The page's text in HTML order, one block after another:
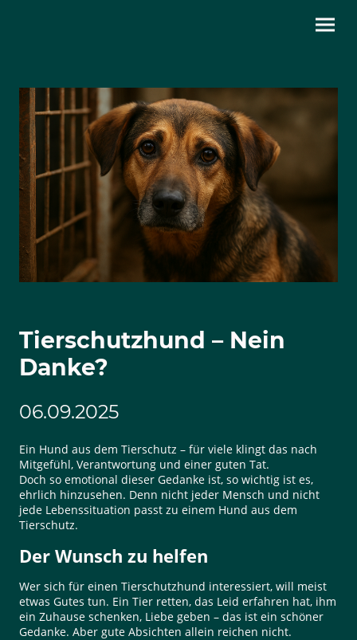
Tierschutzhund – Nein
Danke?
06.09.2025
Ein Hund aus dem Tierschutz – für viele klingt das nach
Mitgefühl, Verantwortung und einer guten Tat.
Doch so emotional dieser Gedanke ist, so wichtig ist es,
ehrlich hinzusehen. Denn nicht jeder Mensch und nicht
jede Lebenssituation passt zu einem Hund aus dem
Tierschutz.
Der Wunsch zu helfen
Wer sich für einen Tierschutzhund interessiert, will meist
etwas Gutes tun. Ein Tier retten, das Leid erfahren hat, ihm
ein Zuhause schenken, Liebe geben – das ist ein schöner
Gedanke. Aber gute Absichten allein reichen nicht.